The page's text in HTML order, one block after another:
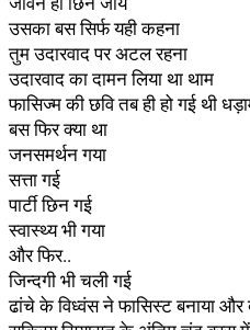
उसका बस सिर्फ यही कहना
तुम उदारवाद पर अटल रहना
उदारवाद का दामन लिया था थाम
फासिज्म की छवि तब ही हो गई थी
बस फिर क्या था
जनसमर्थन गया
सत्ता गई
पार्टी छिन गई
स्वास्थ्य भी गया
और फिर..
जिन्दगी भी चली गई
ढांचे के विध्वंस ने फासिस्ट बनाया